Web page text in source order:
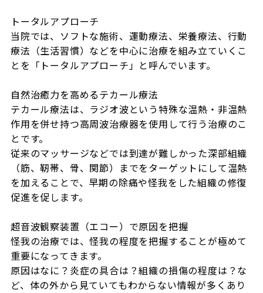
トータルアプローチ
当院では、ソフトな施術、運動療法、栄養療法、行動
療法（生活習慣）などを中心に治療を組み立ていくこ
とを「トータルアプローチ」と呼んでいます。
自然治癒力を高めるテカール療法
テカール療法は、ラジオ波という特殊な温熱・非温熱
作用を併せ持つ高周波治療器を使用して行う治療のこ
とです。
従来のマッサージなどでは到達が難しかった深部組織
（筋、靭帯、骨、関節）までをターゲットにして温熱
を加えることで、早期の除痛や怪我をした組織の修復
促進を促します。
超音波観察装置（エコー）で原因を把握
怪我の治療では、怪我の程度を把握することが極めて
重要になってきます。
原因はなに？炎症の具合は？組織の損傷の程度は？な
ど、体の外から見ていてもわからない情報が多くあり